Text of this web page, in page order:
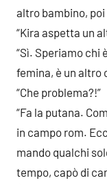
altro bambino,
“Kira aspetta un
“Sì. Speriamo chi
femina, è un altro
“Che problema?!”
“Fa la putana.
in campo rom.
mando qualchi
tempo, capò di